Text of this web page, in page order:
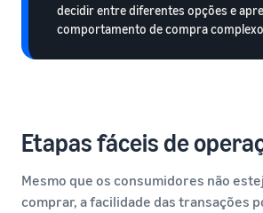
decidir entre diferentes opções e
comportamento de compra
Etapas fáceis de
Mesmo que os consumidores não
comprar, a facilidade das transações